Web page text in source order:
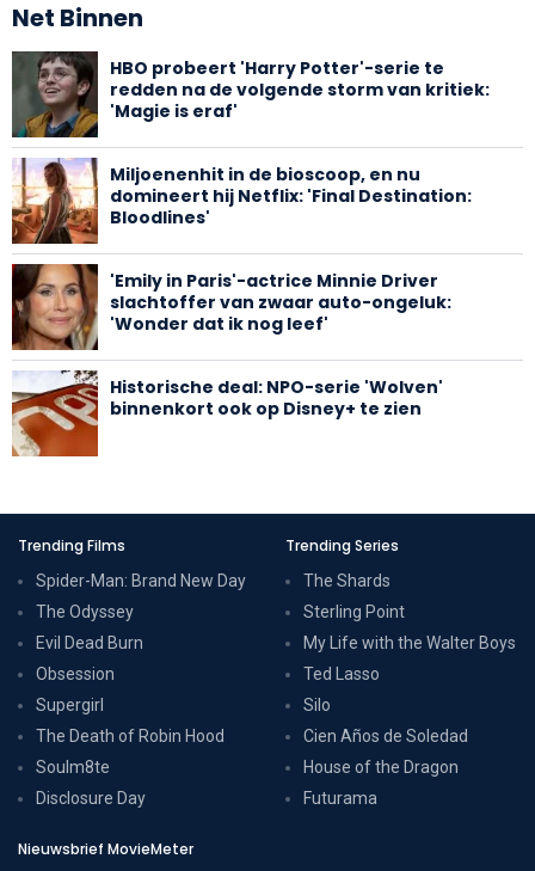
Net Binnen
HBO probeert 'Harry Potter'-serie te
redden na de volgende storm van kritiek:
'Magie is eraf'
Miljoenenhit in de bioscoop, en nu
domineert hij Netflix: 'Final Destination:
Bloodlines'
'Emily in Paris'-actrice Minnie Driver
slachtoffer van zwaar auto-ongeluk:
'Wonder dat ik nog leef'
Historische deal: NPO-serie 'Wolven'
binnenkort ook op Disney+ te zien
Trending Films
Spider-Man: Brand New Day
The Odyssey
Evil Dead Burn
Obsession
Supergirl
The Death of Robin Hood
Soulm8te
Disclosure Day
Trending Series
The Shards
Sterling Point
My Life with the Walter Boys
Ted Lasso
Silo
Cien Años de Soledad
House of the Dragon
Futurama
Nieuwsbrief MovieMeter